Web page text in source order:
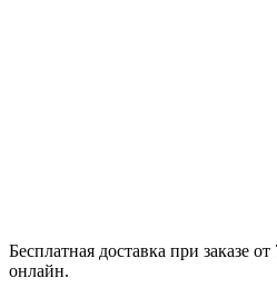
Бесплатная доставка при заказе
онлайн.